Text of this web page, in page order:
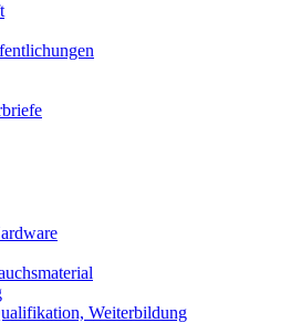
Weiterbildung